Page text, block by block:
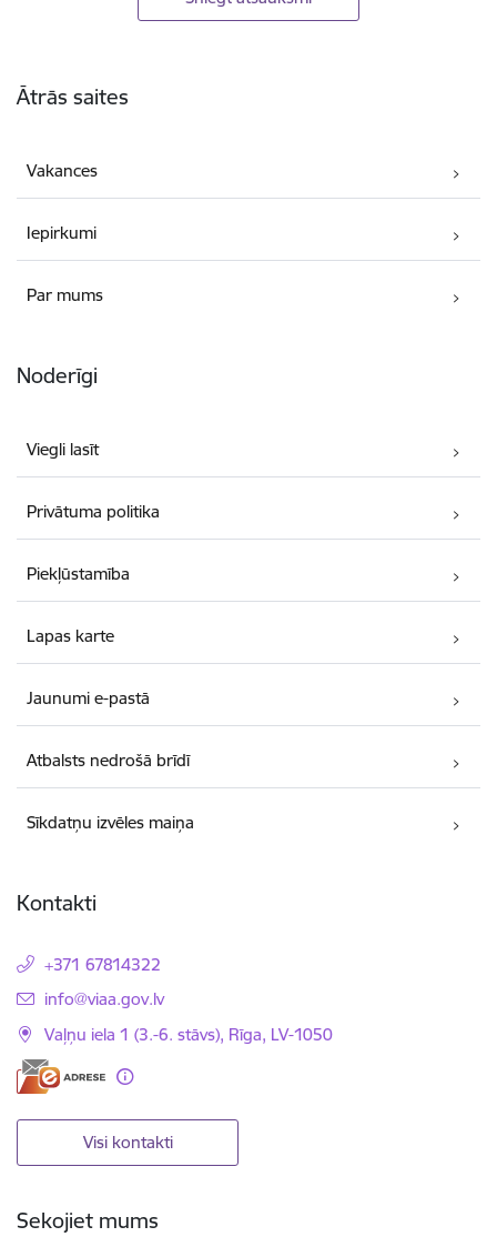
Ātrās saites
Vakances
Iepirkumi
Par mums
Noderīgi
Viegli lasīt
Privātuma politika
Piekļūstamība
Lapas karte
Jaunumi e-pastā
Atbalsts nedrošā brīdī
Sīkdatņu izvēles maiņa
Kontakti
+371 67814322
E-pasts:
info@viaa.gov.lv
Vaļņu iela 1 (3.-6. stāvs), Rīga, LV-1050
Visi kontakti
Sekojiet mums